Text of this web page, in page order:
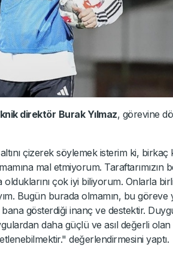
direktör Burak Yılmaz, görevine
çizerek söylemek isterim ki, birkaç
mal etmiyorum. Taraftarımızın
çok iyi biliyorum. Onlarla
Bugün burada olmamın, bu göreve
gösterdiği inanç ve destektir.
daha güçlü ve asıl değerli
değerlendirmesini yaptı.